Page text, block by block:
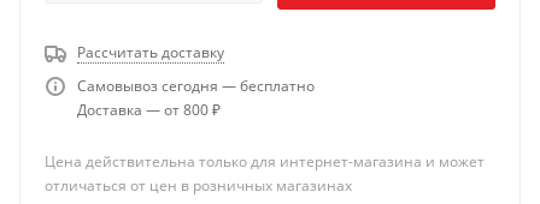
Рассчитать доставку
Самовывоз сегодня — бесплатно
Доставка — от 800 ₽
Цена действительна только для интернет-магазина и может
отличаться от цен в розничных магазинах